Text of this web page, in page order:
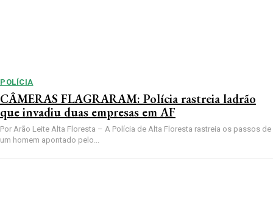
POLÍCIA
CÂMERAS FLAGRARAM: Polícia rastreia ladrão
que invadiu duas empresas em AF
Por Arão Leite Alta Floresta – A Polícia de Alta Floresta rastreia os passos de
um homem apontado pelo...